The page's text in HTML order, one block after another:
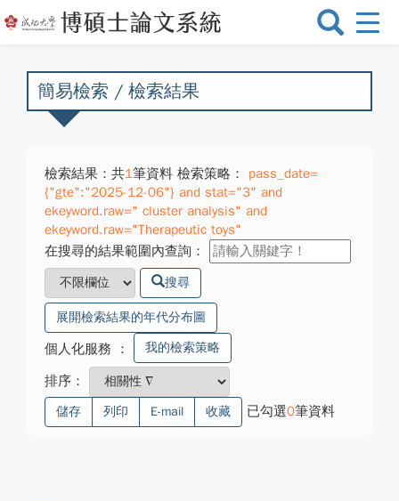
選
換
簡易檢索 / 檢索結果
檢索結果：共1筆資料 檢索策略：
pass_date=
{"gte":"2025-12-06"} and stat="3" and
ekeyword.raw=" cluster analysis" and
ekeyword.raw="Therapeutic toys"
在搜尋的結果範圍內查詢：
搜尋
展開檢索結果的年代分布圖
個人化服務 ： 我的檢索策略
排序：
儲存 列印 E-mail 收藏 已勾選0筆資料